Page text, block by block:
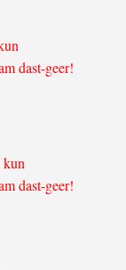
dast-geer!
kun
dast-geer!